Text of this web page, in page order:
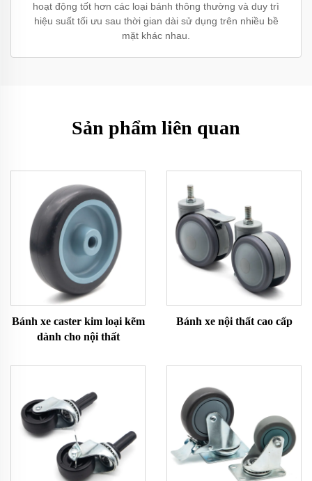
hoạt động tốt hơn các loại bánh thông thường và duy trì
hiệu suất tối ưu sau thời gian dài sử dụng trên nhiều bề
mặt khác nhau.
Sản phẩm liên quan
Bánh xe caster kim loại kẽm
dành cho nội thất
Bánh xe nội thất cao cấp